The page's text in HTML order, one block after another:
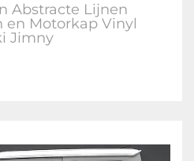
Abstracte Lijnen
en Motorkap Vinyl
Jimny